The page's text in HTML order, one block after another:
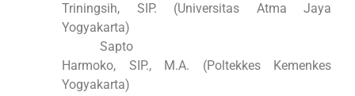
Triningsih, SIP. (Universitas Atma Jaya
Yogyakarta)
Sapto
Harmoko, SIP., M.A. (Poltekkes Kemenkes
Yogyakarta)